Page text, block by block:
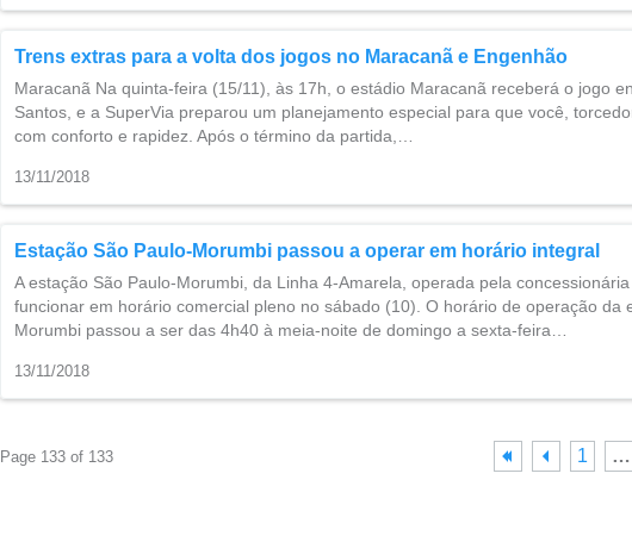
Trens extras para a volta dos jogos no Maracanã e Engenhão
Maracanã Na quinta-feira (15/11), às 17h, o estádio Maracanã receberá o jogo
Santos, e a SuperVia preparou um planejamento especial para que você,
com conforto e rapidez. Após o término da partida,…
13/11/2018
Estação São Paulo-Morumbi passou a operar em horário integral
A estação São Paulo-Morumbi, da Linha 4-Amarela, operada pela
funcionar em horário comercial pleno no sábado (10). O horário de operação da
Morumbi passou a ser das 4h40 à meia-noite de domingo a sexta-feira…
13/11/2018
Page 133 of 133 1 …